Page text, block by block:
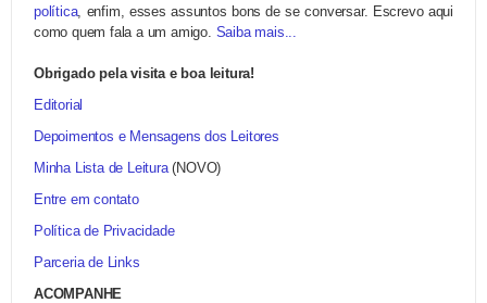
política, enfim, esses assuntos bons de se conversar. Escrevo aqui
como quem fala a um amigo. Saiba mais...
Obrigado pela visita e boa leitura!
Editorial
Depoimentos e Mensagens dos Leitores
Minha Lista de Leitura(NOVO)
Entre em contato
Política de Privacidade
Parceria de Links
ACOMPANHE